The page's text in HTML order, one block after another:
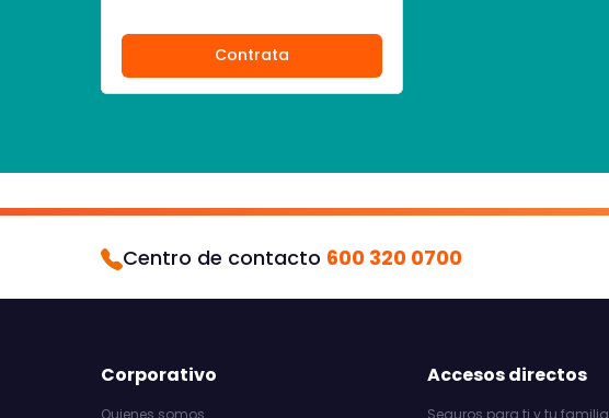
Contrata
Centro de contacto 600 320 0700
Corporativo
Quienes somos
Accesos directos
Seguros para ti y tu familia